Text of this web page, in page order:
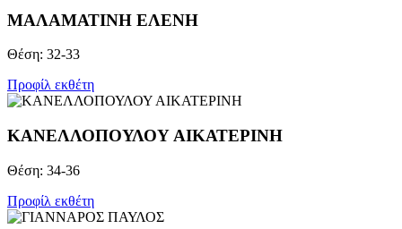
ΜΑΛΑΜΑΤΙΝΗ ΕΛΕΝΗ
Θέση: 32-33
Προφίλ εκθέτη
ΚΑΝΕΛΛΟΠΟΥΛΟΥ ΑΙΚΑΤΕΡΙΝΗ
Θέση: 34-36
Προφίλ εκθέτη